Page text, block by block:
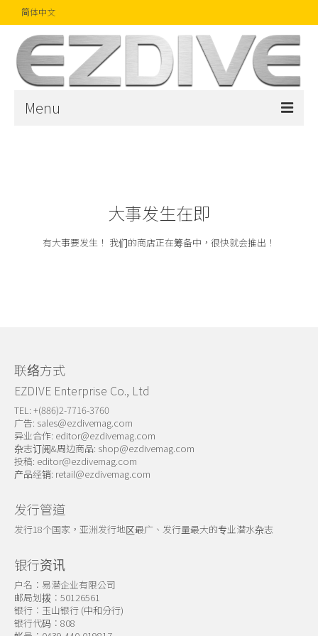
简体中文
Menu
精品
大事发生在即
有大事要发生！ 我们的商店正在筹备中，很快就会推出！
联络方式
EZDIVE Enterprise Co., Ltd
TEL: +(886)2-7716-3760
广告: sales@ezdivemag.com
异业合作: editor@ezdivemag.com
杂志订阅&周边商品: shop@ezdivemag.com
投稿: editor@ezdivemag.com
产品经销: retail@ezdivemag.com
发行管道
发行18个国家，亚洲发行地区最广、发行量最大的专业潜水杂志
银行资讯
户名：易潜企业有限公司
邮局划拨：50126561
银行：玉山银行 (中和分行)
银行代码：808